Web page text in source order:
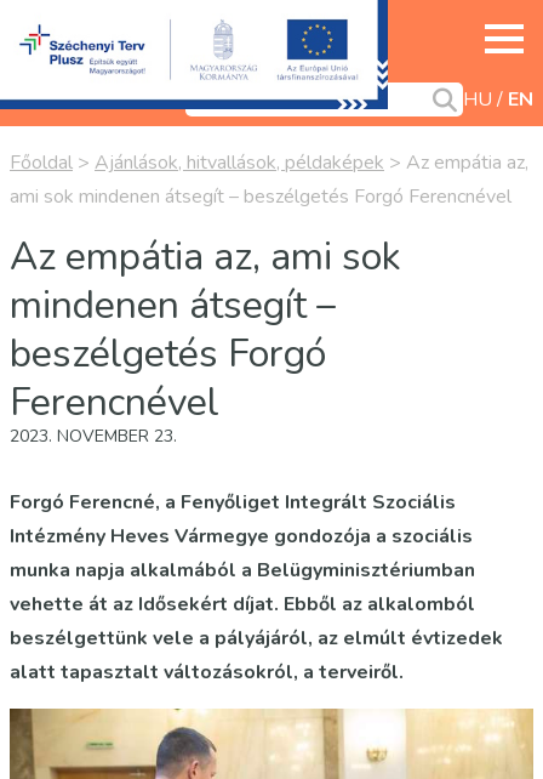
HU EN
Főoldal > Ajánlások, hitvallások, példaképek > Az empátia az,
ami sok mindenen átsegít – beszélgetés Forgó Ferencnével
Az empátia az, ami sok
mindenen átsegít –
beszélgetés Forgó
Ferencnével
2023. NOVEMBER 23.
Forgó Ferencné, a Fenyőliget Integrált Szociális
Intézmény Heves Vármegye gondozója a szociális
munka napja alkalmából a Belügyminisztériumban
vehette át az Idősekért díjat. Ebből az alkalomból
beszélgettünk vele a pályájáról, az elmúlt évtizedek
alatt tapasztalt változásokról, a terveiről.